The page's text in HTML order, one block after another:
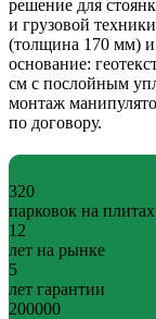
решение для
и грузовой
(толщина 170 мм)
основание:
см с послойным
монтаж
по договору.
320
парковок на плитах
12
лет на рынке
5
лет гарантии
200000